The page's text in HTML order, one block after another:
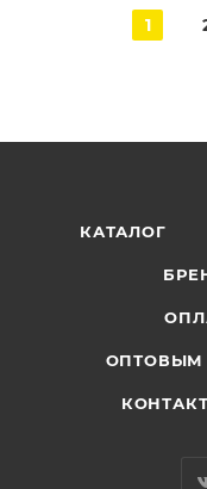
1
КАТАЛОГ
ОПТОВЫМ